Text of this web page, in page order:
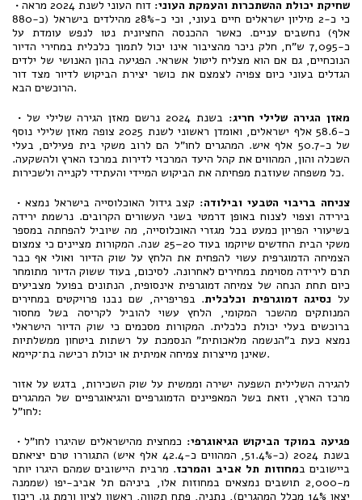
• שחיקת יכולת ההשתכרות והעמקת העוני:
דוח העוני לשנת 2024 מראה
כי כ-2 מיליון ישראלים חיים בעוני, וכי כ-28% מהילדים בישראל (כ-880
אלף) נחשבים עניים. כאשר ההכנסה החציונית נטו לנפש עומדת על
כ-7,095 ש"ח, חלק ניכר מהציבור אינו יכול לתמוך כלכלית במחירי הדיור
הנוכחיים, גם אם הוא מצליח ליטול אשראי. הפגיעה בהון האנושי של ילדים
הגדלים בעוני כיום צפויה לצמצם את כושר יצירת הביקוש לדיור מצד דור
הרוכשים הבא.
•
מאזן הגירה שלילי חריג:
בשנת 2024 נרשם מאזן הגירה שלילי של
כ-58.6 אלף ישראלים, ואומדן ראשוני לשנת 2025 צופה מאזן שלילי נוסף
של כ-50.7 אלף איש. המהגרים לחו"ל הם לרוב משקי בית פעילים, בעלי
השכלה והון, המהווים את קהל היעד המרכזי לדירות במרכז הארץ ולהשקעה.
כל משפחה שעוזבת מפחיתה את הביקוש המיידי והעתידי לקנייה ולשכירות.
•
צניחה בריבוי הטבעי ובילודה: קצב גידול האוכלוסייה בישראל נמצא
בירידה וצפוי לצנוח באופן דרמטי בשני העשורים הקרובים. נרשמת ירידה
בשיעורי הפריון כמעט בכל מגזרי האוכלוסייה, מה שיוביל להפחתה במספר
משקי הבית החדשים שיוקמו בעוד 20–25 שנה. המקורות מציינים כי צמצום
הצמיחה הדמוגרפית עשוי להפחית את הלחץ על שוק הדיור ואולי אף כבר
תרם לירידה מסוימת במחירים לאחרונה. לסיכום, בעוד ששוק הדיור מתומחר
כיום תחת הנחה של צמיחה דמוגרפית אינסופית, הנתונים בפועל מצביעים
על נסיגה דמוגרפית וכלכלית. בפריפריה, שם נבנו פרויקטים במחירים
המנותקים מהשכר המקומי, הלחץ עשוי להוביל לקריסה בשל מחסור
ברוכשים בעלי יכולת כלכלית. המקורות מסכמים כי שוק הדיור הישראלי
נמצא כעת ב"הנשמה מלאכותית" הנסמכת על רשתות ביטחון ממשלתיות
שאינן מייצרות צמיחה אמיתית או יכולת רכישה בת־קיימא.
להגירה השלילית השפעה ישירה וממשית על שוק השכירות, בדגש על אזור
מרכז הארץ, וזאת בשל המאפיינים הדמוגרפיים והגיאוגרפיים של המהגרים
לחו"ל:
•
פגיעה במוקד הביקוש הגיאוגרפי: כמחצית מהישראלים שהיגרו לחו"ל
בשנת 2024 (כ-51.4%, המהווים כ-42.4 אלף איש) התגוררו טרם יציאתם
ביישובים במחוזות תל אביב והמרכז. מרבית היישובים שמהם היגרו יותר
מ-2,000 תושבים נמצאים במחוזות אלו, ביניהם תל אביב-יפו (שממנה
יצאו 14% מכלל המהגרים), נתניה, פתח תקווה, ראשון לציון ורמת גן. ריכוז